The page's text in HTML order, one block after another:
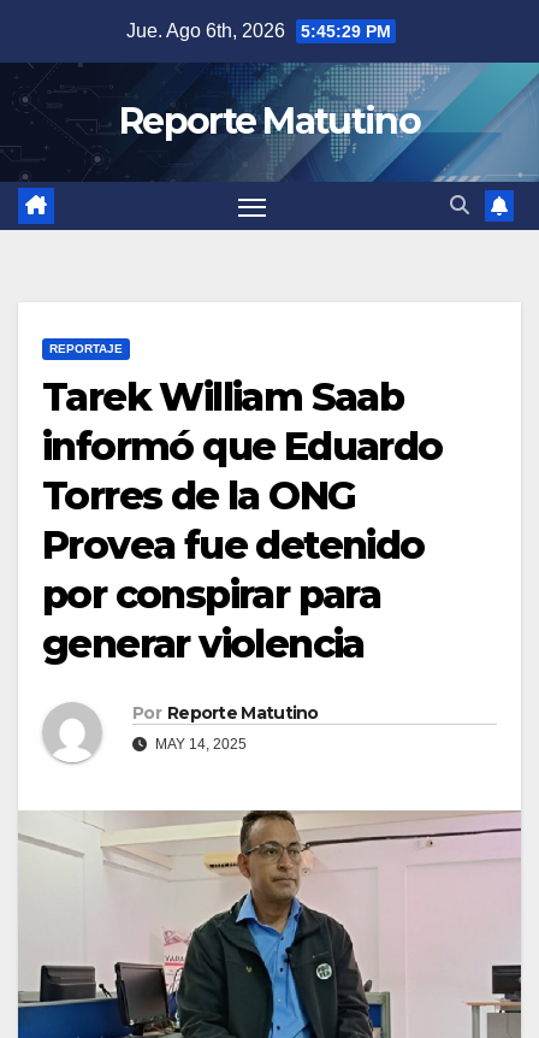
contenido
Jue. Ago 6th, 2026 5:45:30 PM
Reporte Matutino
REPORTAJE
Tarek William Saab
informó que Eduardo
Torres de la ONG
Provea fue detenido
por conspirar para
generar violencia
Por Reporte Matutino
MAY 14, 2025